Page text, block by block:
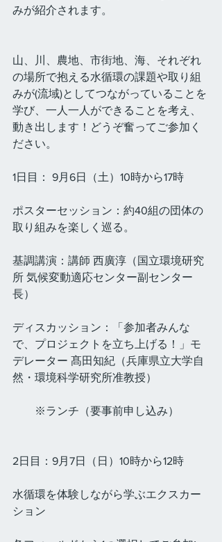
みが紹介されます。
山、川、農地、市街地、海、それぞれ
の場所で抱える水循環の課題や取り組
みが(流域)としてつながっていることを
学び、一人一人ができることを考え、
動き出します！どうぞ奮ってご参加く
ださい。
1日目： 9月6日（土）10時から17時
ポスターセッション：約40組の団体の
取り組みを楽しく巡る。
基調講演：講師 西廣淳（国立環境研究
所 気候変動適応センター副センター
長）
ディスカッション：「参加者みんな
で、プロジェクトを立ち上げる！」モ
デレーター 髙田知紀（兵庫県立大学自
然・環境科学研究所准教授）
※ランチ（要事前申し込み）
2日目：9月7日（日）10時から12時
水循環を体験しながら学ぶエクスカー
ション